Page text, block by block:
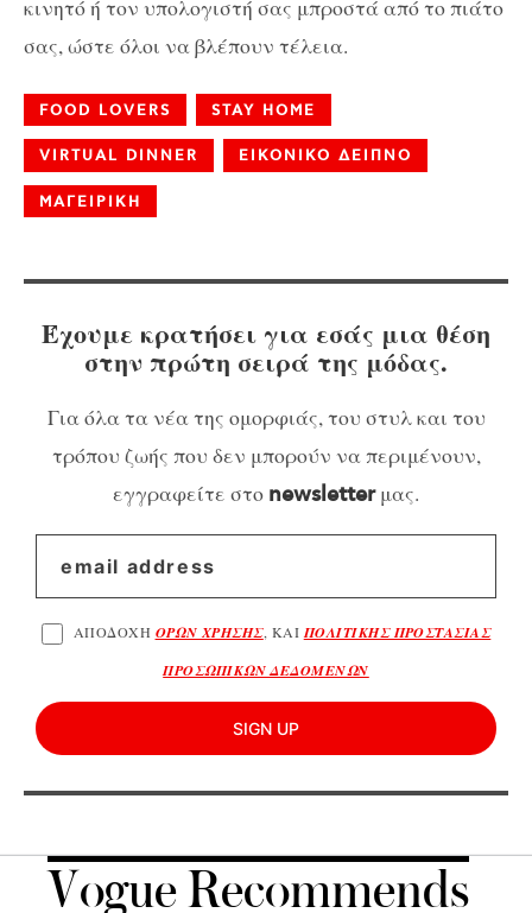
κινητό ή τον υπολογιστή σας μπροστά από το πιάτο
σας, ώστε όλοι να βλέπουν τέλεια.
FOOD LOVERS STAY HOME
VIRTUAL DINNER ΕΙΚΟΝΙΚΟ ΔΕΙΠΝΟ
ΜΑΓΕΙΡΙΚΗ
Έχουμε κρατήσει για εσάς μια θέση
στην πρώτη σειρά της μόδας.
Για όλα τα νέα της ομορφιάς, του στυλ και του
τρόπου ζωής που δεν μπορούν να περιμένουν,
εγγραφείτε στο newsletterμας.
ΑΠΟΔΟΧΗ ΟΡΩΝ ΧΡΗΣΗΣ, ΚΑΙ ΠΟΛΙΤΙΚΗΣ ΠΡΟΣΤΑΣΙΑΣ
ΠΡΟΣΩΠΙΚΩΝ ΔΕΔΟΜΕΝΩΝ
SIGN UP
Vogue Recommends